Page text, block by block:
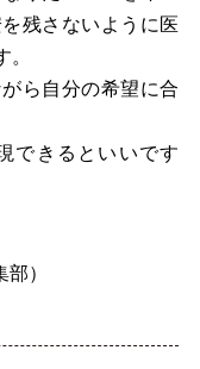
残さないように医
ら自分の希望に合
できるといいです
）